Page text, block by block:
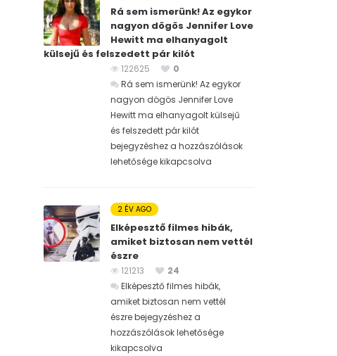
Rá sem ismerünk! Az egykor
nagyon dögös Jennifer Love
Hewitt ma elhanyagolt
külsejű és felszedett pár kilót
122625
0
Rá sem ismerünk! Az egykor
nagyon dögös Jennifer Love
Hewitt ma elhanyagolt külsejű
és felszedett pár kilót
bejegyzéshez a hozzászólások
lehetősége kikapcsolva
2 ÉV AGO
Elképesztő filmes hibák,
amiket biztosan nem vettél
észre
121213
24
Elképesztő filmes hibák,
amiket biztosan nem vettél
észre bejegyzéshez a
hozzászólások lehetősége
kikapcsolva